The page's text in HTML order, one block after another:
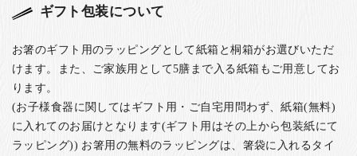
ギフト包装について
お箸のギフト用のラッピングとして紙箱と桐箱がお選びいただ
けます。また、ご家族用として5膳まで入る紙箱もご用意してお
ります。
(お子様食器に関してはギフト用・ご自宅用問わず、紙箱(無料)
に入れてのお届けとなります(ギフト用はその上から包装紙にて
ラッピング)) お箸用の無料のラッピングは、箸袋に入れるタイ